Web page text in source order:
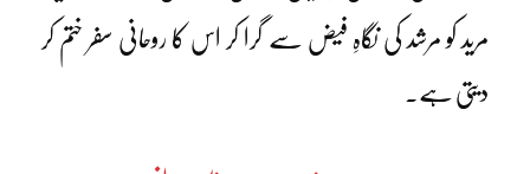
مرید کو مرشد کی نگاہِ فیض سے گرا کر اس کا روحانی سفر ختم کر
دیتی ہے۔